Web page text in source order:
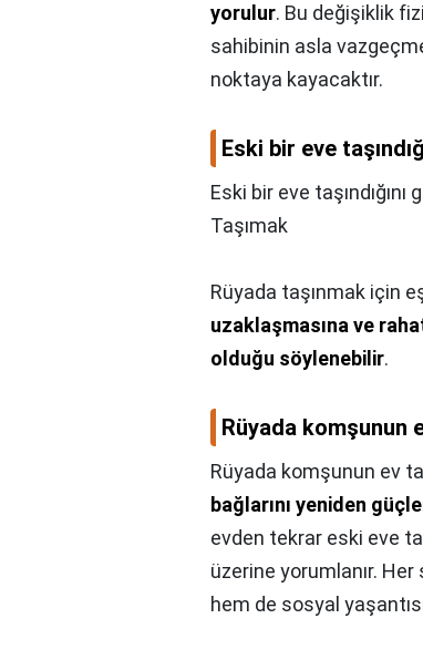
yorulur. Bu değişiklik
sahibinin asla
noktaya kayacaktır.
Eski bir eve
Eski bir eve
Taşımak
Rüyada taşınmak için
uzaklaşmasına ve
olduğu söylenebilir.
Rüyada komşunun
Rüyada komşunun ev
bağlarını yeniden
evden tekrar eski eve
üzerine yorumlanır. Her
hem de sosyal